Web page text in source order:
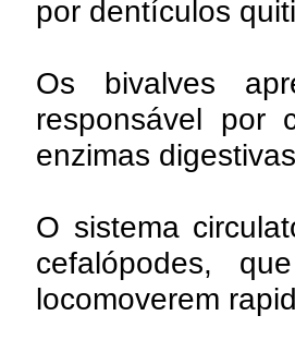
por dentículos
Os bivalves
responsável por
enzimas
O sistema
cefalópodes,
locomoverem